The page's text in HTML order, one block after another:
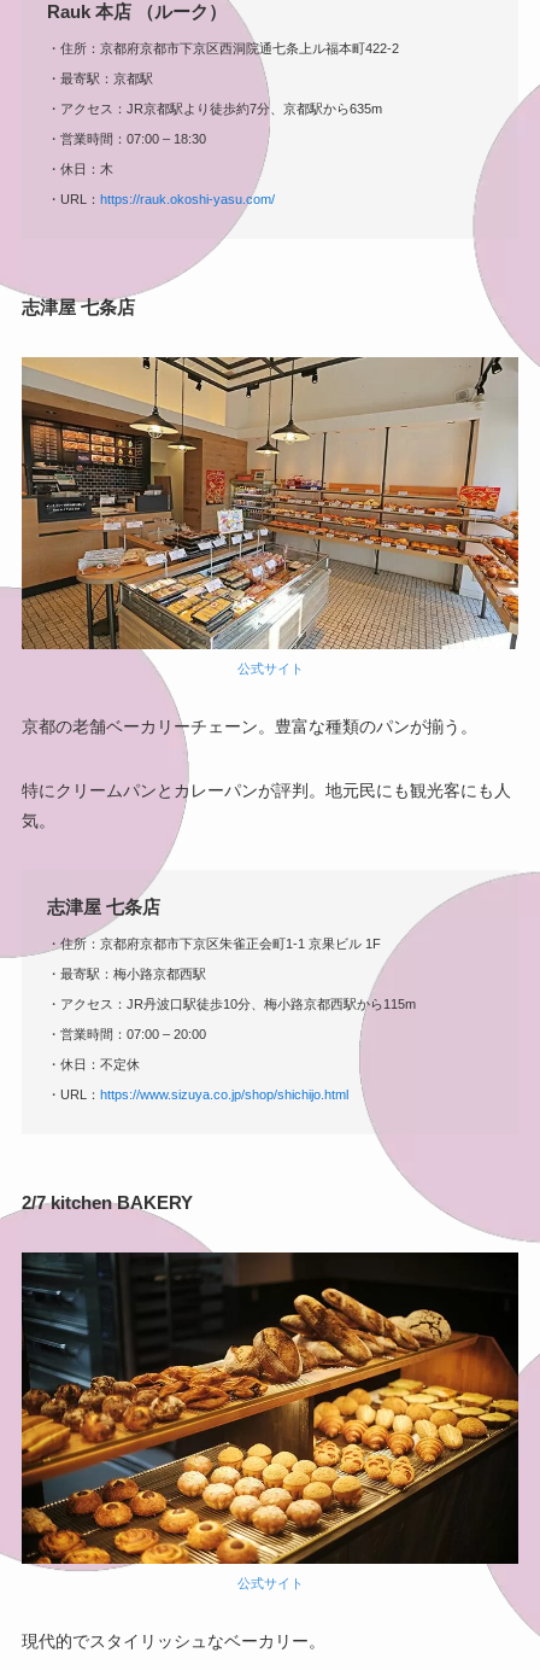
Rauk 本店 （ルーク）
・住所：京都府京都市下京区西洞院通七条上ル福本町422-2
・最寄駅：京都駅
・アクセス：JR京都駅より徒歩約7分、京都駅から635m
・営業時間：07:00 – 18:30
・休日：木
・URL： https://rauk.okoshi-yasu.com/
志津屋 七条店
公式サイト
京都の老舗ベーカリーチェーン。豊富な種類のパンが揃う。
特にクリームパンとカレーパンが評判。地元民にも観光客にも人
気。
志津屋 七条店
・住所：京都府京都市下京区朱雀正会町1-1 京果ビル 1F
・最寄駅：梅小路京都西駅
・アクセス：JR丹波口駅徒歩10分、梅小路京都西駅から115m
・営業時間：07:00 – 20:00
・休日：不定休
・URL： https://www.sizuya.co.jp/shop/shichijo.html
2/7 kitchen BAKERY
公式サイト
現代的でスタイリッシュなベーカリー。